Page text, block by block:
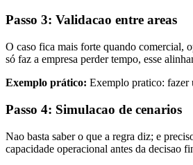
Passo 3: Validacao entre areas
O caso fica mais forte quando comercial,
só faz a empresa perder tempo, esse
Exemplo prático: Exemplo pratico: fazer
Passo 4: Simulacao de cenarios
Nao basta saber o que a regra diz; e
capacidade operacional antes da decisao